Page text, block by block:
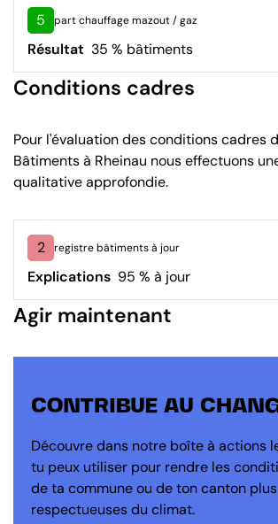
5 part chauffage mazout / gaz
Résultat 35 % bâtiments
Conditions cadres
Pour l'évaluation des conditions cadres
Bâtiments à Rheinau nous effectuons
qualitative approfondie.
2 registre bâtiments à jour
Explications 95 % à jour
Agir maintenant
CONTRIBUE AU
Découvre dans notre boîte à actions
tu peux utiliser pour rendre les
de ta commune ou de ton canton plus
respectueuses du climat.